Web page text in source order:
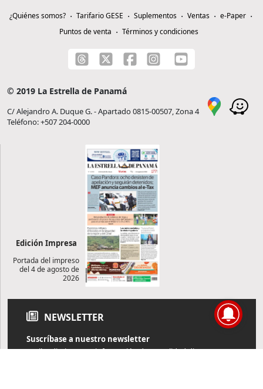
¿Quiénes somos? Tarifario GESE Suplementos Ventas
e-Paper
Puntos de venta
Términos y condiciones
© 2019 La Estrella de Panamá
C/ Alejandro A. Duque G. - Apartado 0815-00507, Zona 4
Teléfono: +507 204-0000
Edición Impresa
Portada del impreso
del 4 de agosto de
2026
NEWSLETTER
Suscríbase a nuestro newsletter
Reciba diariamente información de actualidad directamente en